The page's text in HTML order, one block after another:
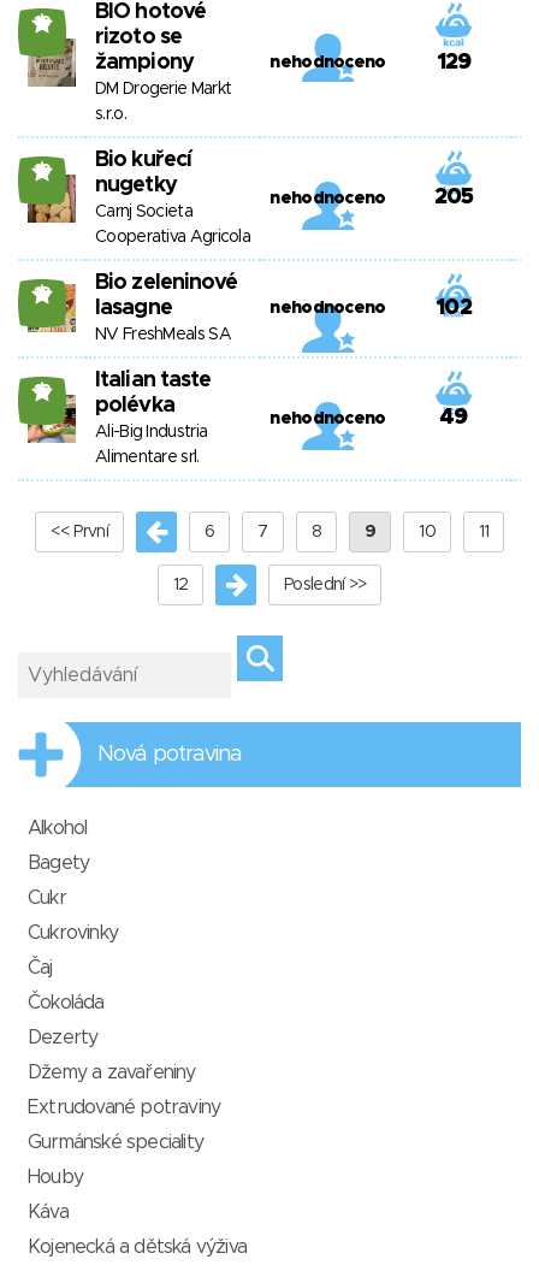
19
BIO hotové
rizoto se
žampiony
DM Drogerie Markt
s.r.o.
nehodnoceno 129
19
Bio kuřecí
nugetky
Carnj Societa
Cooperativa Agricola
nehodnoceno 205
19
Bio zeleninové
lasagne
NV FreshMeals SA
nehodnoceno 102
19
Italian taste
polévka
Ali-Big Industria
Alimentare srl.
nehodnoceno 49
<< První 6 7 8 9 10 11
12 Poslední >>
Nová potravina
Alkohol
Bagety
Cukr
Cukrovinky
Čaj
Čokoláda
Dezerty
Džemy a zavařeniny
Extrudované potraviny
Gurmánské speciality
Houby
Káva
Kojenecká a dětská výživa